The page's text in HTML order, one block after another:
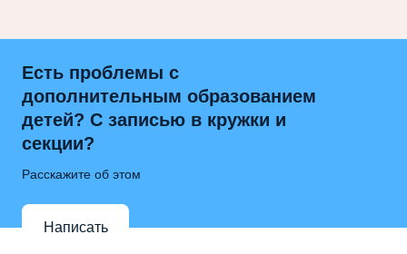
Есть проблемы с
дополнительным образованием
детей? С записью в кружки и
секции?
Расскажите об этом
Написать